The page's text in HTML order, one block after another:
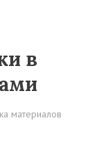
в
материалов